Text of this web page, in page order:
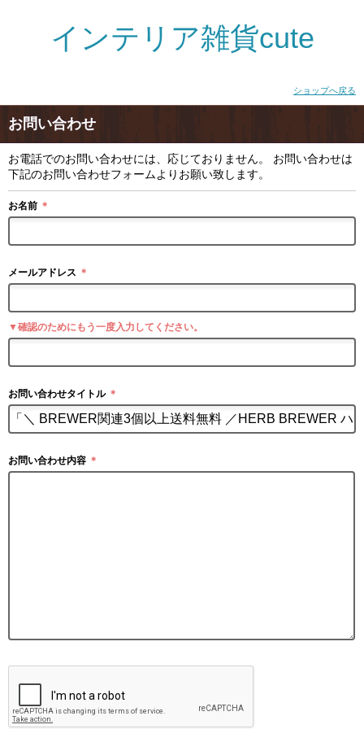
インテリア雑貨cute
ショップへ戻る
お問い合わせ
お電話でのお問い合わせには、応じておりません。 お問い合わせは
下記のお問い合わせフォームよりお願い致します。
お名前 ＊
メールアドレス ＊
▼確認のためにもう一度入力してください。
お問い合わせタイトル ＊
お問い合わせ内容 ＊